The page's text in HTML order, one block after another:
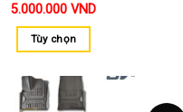
5.000.000 VND
Tùy chọn